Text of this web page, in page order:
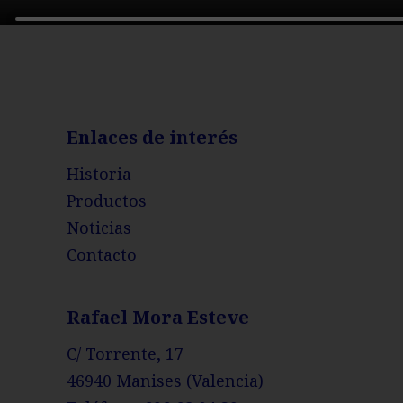
Enlaces de interés
Historia
Productos
Noticias
Contacto
Rafael Mora Esteve
C/ Torrente, 17
46940 Manises (Valencia)